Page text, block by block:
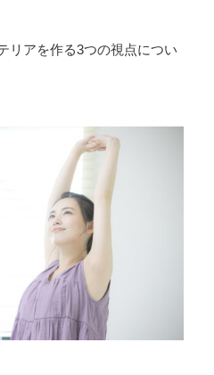
リアを作る3つの視点につい